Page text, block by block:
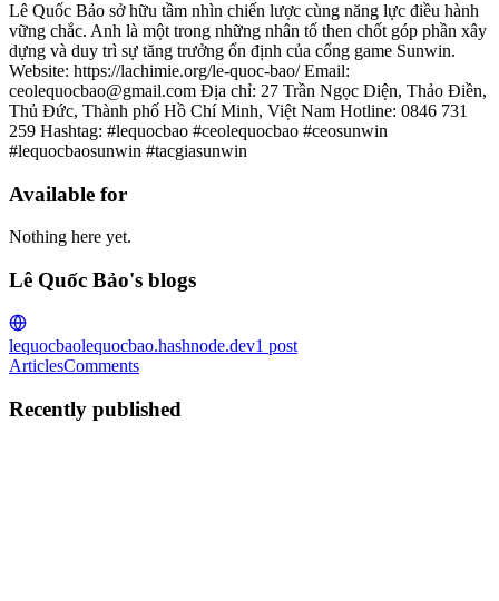
Lê Quốc Bảo sở hữu tầm nhìn chiến lược cùng năng lực điều hành
vững chắc. Anh là một trong những nhân tố then chốt góp phần xây
dựng và duy trì sự tăng trưởng ổn định của cổng game Sunwin.
Website: https://lachimie.org/le-quoc-bao/ Email:
ceolequocbao@gmail.com Địa chỉ: 27 Trần Ngọc Diện, Thảo Điền,
Thủ Đức, Thành phố Hồ Chí Minh, Việt Nam Hotline: 0846 731
259 Hashtag: #lequocbao #ceolequocbao #ceosunwin
#lequocbaosunwin #tacgiasunwin
Available for
Nothing here yet.
Lê Quốc Bảo's blogs
lequocbaolequocbao.hashnode.dev1 post
ArticlesComments
Recently published